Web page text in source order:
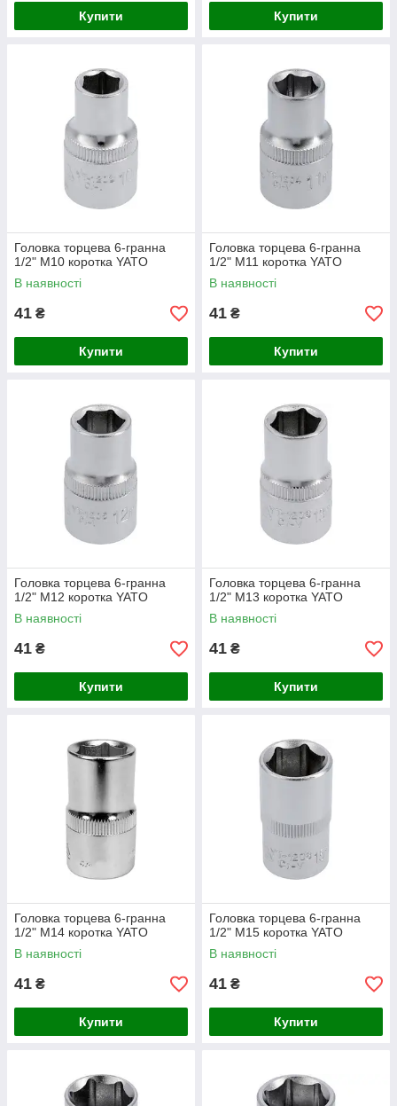
Купити Купити
Головка торцева 6-гранна
1/2" М10 коротка YATO
В наявності
41 ₴
Купити
Головка торцева 6-гранна
1/2" М11 коротка YATO
В наявності
41 ₴
Купити
Головка торцева 6-гранна
1/2" М12 коротка YATO
В наявності
41 ₴
Купити
Головка торцева 6-гранна
1/2" М13 коротка YATO
В наявності
41 ₴
Купити
Головка торцева 6-гранна
1/2" М14 коротка YATO
В наявності
41 ₴
Купити
Головка торцева 6-гранна
1/2" М15 коротка YATO
В наявності
41 ₴
Купити